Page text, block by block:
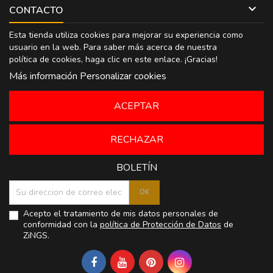
CONTACTO 
Esta tienda utiliza cookies para mejorar su experiencia como
usuario en la web. Para saber más acerca de nuestra
política de cookies, haga clic en este enlace. ¡Gracias!
Más información Personalizar cookies
RECHAZAR
ACEPTAR
BOLETÍN
Acepto el tratamiento de mis datos personales de
conformidad con la política de Protección de Datos de
ZiNGS.